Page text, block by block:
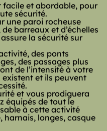
facile et abordable, pour
sécurité.
une paroi rocheuse
barreaux et d’échelles
la sécurité sur
des ponts
des passages plus
de l’intensité à votre
et ils peuvent
et vous prodiguera
équipés de tout le
à cette activité
harnais, longes, casque